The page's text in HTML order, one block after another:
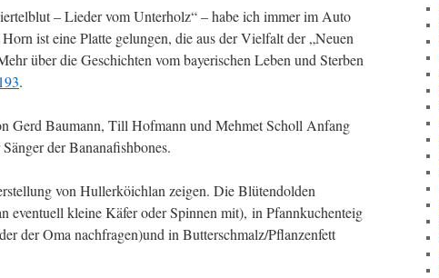
– Lieder vom Unterholz“ – habe ich immer im Auto
ist eine Platte gelungen, die aus der Vielfalt der „Neuen
über die Geschichten vom bayerischen Leben und Sterben
.
Gerd Baumann, Till Hofmann und Mehmet Scholl Anfang
der Bananafishbones.
von Hullerköichlan zeigen. Die Blütendolden
eventuell kleine Käfer oder Spinnen mit), in Pfannkuchenteig
der Oma nachfragen)und in Butterschmalz/Pflanzenfett